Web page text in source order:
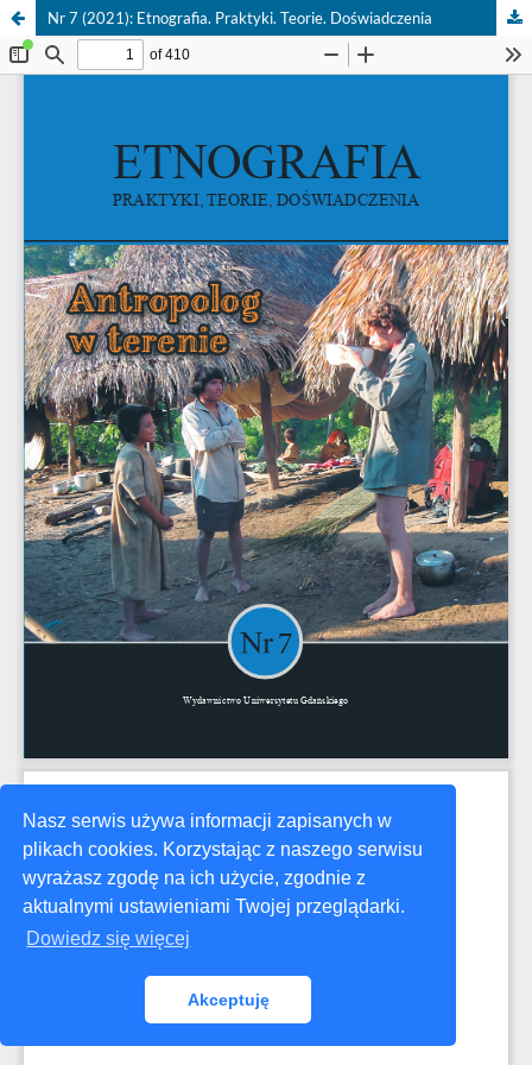
Nasz serwis używa informacji zapisanych w
plikach cookies. Korzystając z naszego serwisu
wyrażasz zgodę na ich użycie, zgodnie z
aktualnymi ustawieniami Twojej przeglądarki.
Dowiedz się więcej
Akceptuję
Nr 7 (2021): Etnografia. Praktyki. Teorie. Doświadczenia